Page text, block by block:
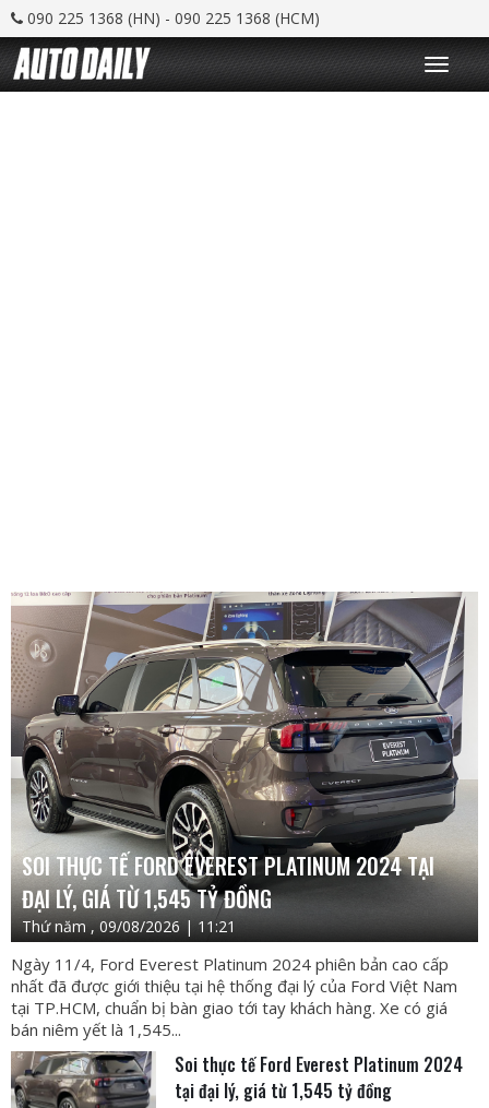
090 225 1368 (HN) - 090 225 1368 (HCM)
T
o
g
SOI THỰC TẾ FORD EVEREST PLATINUM 2024 TẠI
ĐẠI LÝ, GIÁ TỪ 1,545 TỶ ĐỒNG
Thứ năm , 09/08/2026 | 11:21
Ngày 11/4, Ford Everest Platinum 2024 phiên bản cao cấp
nhất đã được giới thiệu tại hệ thống đại lý của Ford Việt Nam
tại TP.HCM, chuẩn bị bàn giao tới tay khách hàng. Xe có giá
bán niêm yết là 1,545...
Soi thực tế Ford Everest Platinum 2024
tại đại lý, giá từ 1,545 tỷ đồng